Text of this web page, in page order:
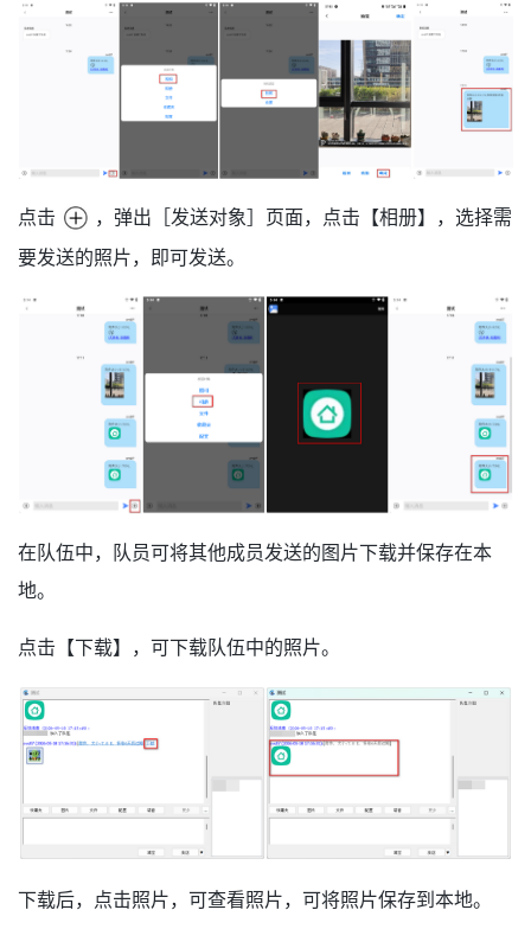
点击
，弹出［发送对象］页面，点击【相册】，选择需
要发送的照片，即可发送。
在队伍中，队员可将其他成员发送的图片下载并保存在本
地。
点击【下载】，可下载队伍中的照片。
下载后，点击照片，可查看照片，可将照片保存到本地。